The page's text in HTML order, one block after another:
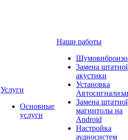
Услуги
Основные
услуги
Наши работы
Замена
акустики
Установка
Замена
магнитолы на
Android
Настройка
аудиосистем